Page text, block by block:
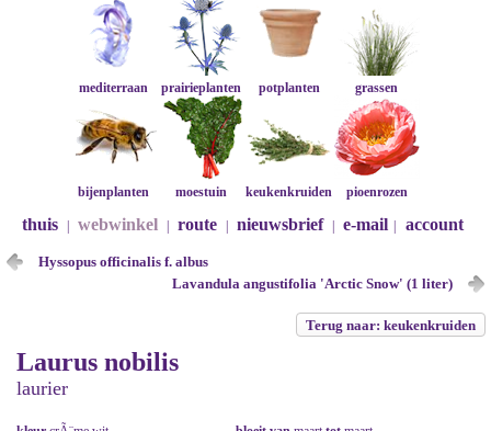
mediterraan prairieplanten potplanten grassen
bijenplanten moestuin keukenkruiden pioenrozen
thuis webwinkel route nieuwsbrief e-mail account
Hyssopus officinalis f. albus
Lavandula angustifolia 'Arctic Snow' (1 liter)
Terug naar: keukenkruiden
Laurus nobilis
laurier